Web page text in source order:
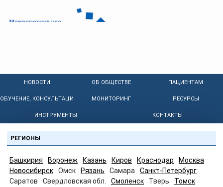
НОВОСТИ ОБ ОБЩЕСТВЕ ПАЦИЕНТАМ
ОБУЧЕНИЕ, КОНСУЛЬТАЦИИ МОНИТОРИНГ РЕСУРСЫ
ИНСТРУМЕНТЫ КОНТАКТЫ
РЕГИОНЫ
Башкирия Воронеж Казань Киров Краснодар
Москва
Новосибирск
Омск Рязань Самара
Санкт-Петербург
Саратов
Свердловская обл. Смоленск Тверь
Томск